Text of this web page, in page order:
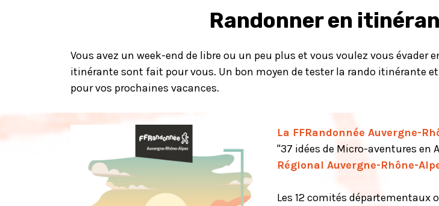
Randonner en
Vous avez un week-end de libre ou un peu plus et vous voulez vous
itinérante sont fait pour vous. Un bon moyen de tester la rando itinérante
pour vos prochaines vacances.
La FFRandonnée Auvergne-
"37 idées de Micro-aventures en
Régional Auvergne-Rhône-
Les 12 comités départementaux